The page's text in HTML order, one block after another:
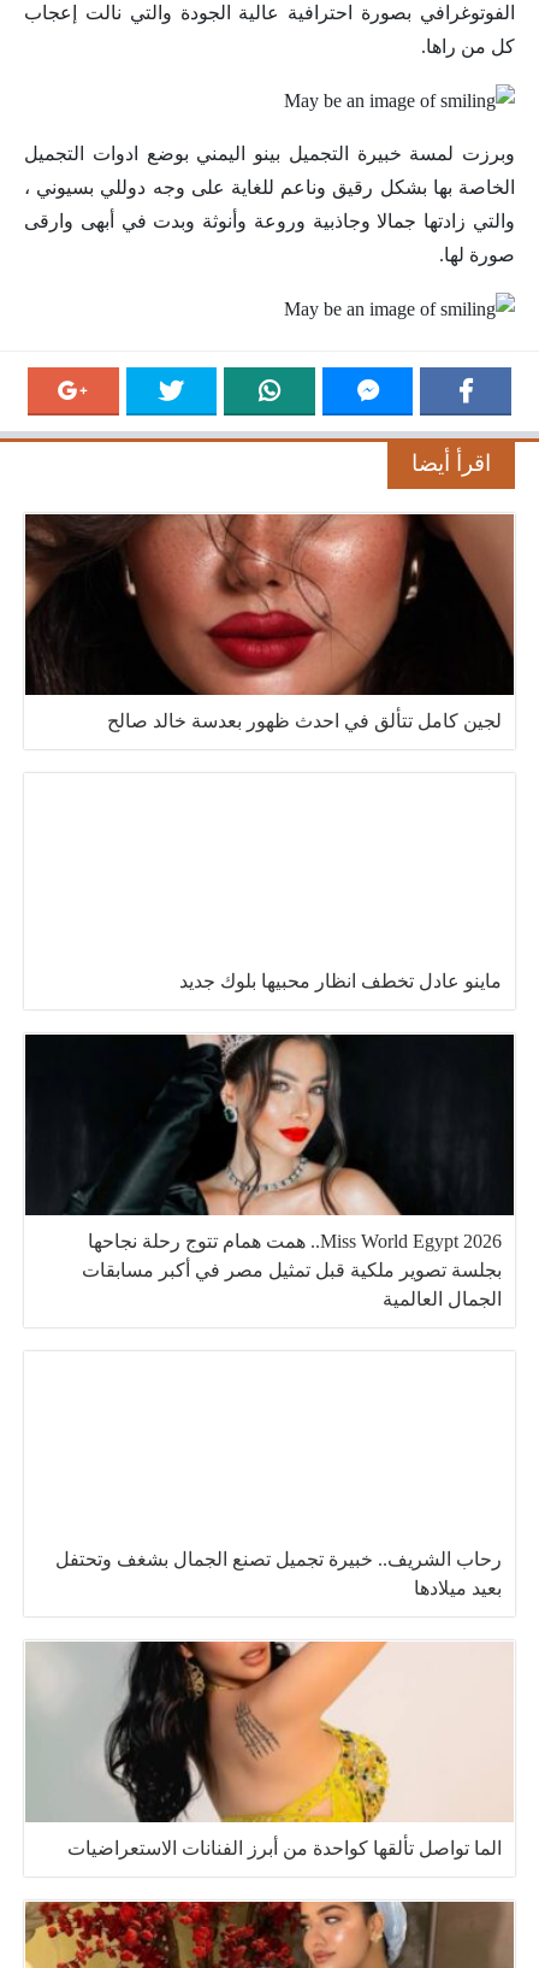
الفوتوغرافي بصورة احترافية عالية الجودة والتي نالت إعجاب
كل من راها.
وبرزت لمسة خبيرة التجميل بينو اليمني بوضع ادوات التجميل
الخاصة بها بشكل رقيق وناعم للغاية على وجه دوللي بسيوني ،
والتي زادتها جمالا وجاذبية وروعة وأنوثة وبدت في أبهى وارقى
صورة لها.
اقرأ أيضا
لجين كامل تتألق في احدث ظهور بعدسة خالد صالح
ماينو عادل تخطف انظار محبيها بلوك جديد
Miss World Egypt 2026.. همت همام تتوج رحلة نجاحها
بجلسة تصوير ملكية قبل تمثيل مصر في أكبر مسابقات
الجمال العالمية
رحاب الشريف.. خبيرة تجميل تصنع الجمال بشغف وتحتفل
بعيد ميلادها
الما تواصل تألقها كواحدة من أبرز الفنانات الاستعراضيات